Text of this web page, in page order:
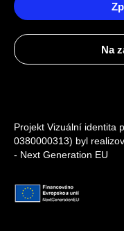
Na
Projekt Vizuální identita
0380000313) byl
- Next Generation EU